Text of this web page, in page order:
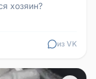
хозяин?
из VK